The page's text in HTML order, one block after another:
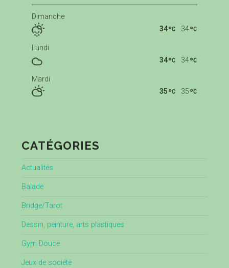
Dimanche
34
34
Lundi
34
34
Mardi
35
35
CATÉGORIES
Actualités
Balade
Bridge/Tarot
Dessin, peinture, arts plastiques
Gym Douce
Jeux de société